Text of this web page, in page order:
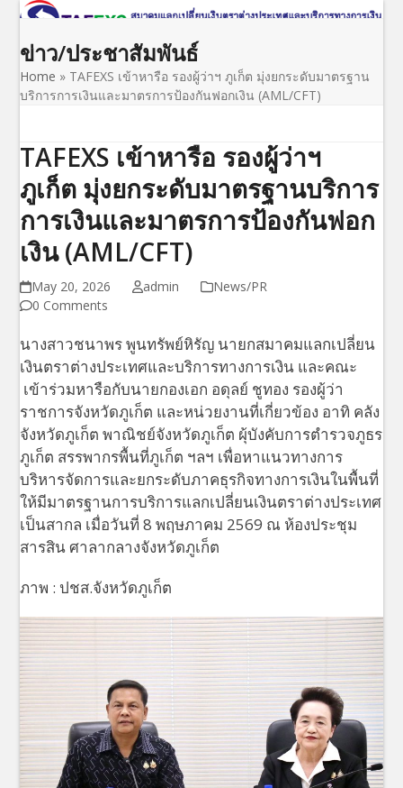
Skip
content
Open
mobile
menu
Close
mobile
menu
ข่าว/ประชาสัมพันธ์
Home » TAFEXS เข้าหารือ รองผู้ว่าฯ ภูเก็ต มุ่งยกระดับมาตรฐาน
บริการการเงินและมาตรการป้องกันฟอกเงิน (AML/CFT)
TAFEXS เข้าหารือ รองผู้ว่าฯ
ภูเก็ต มุ่งยกระดับมาตรฐานบริการ
การเงินและมาตรการป้องกันฟอก
เงิน (AML/CFT)
May 20, 2026 admin
News/PR
0 Comments
นางสาวชนาพร พูนทรัพย์หิรัญ นายกสมาคมแลกเปลี่ยน
เงินตราต่างประเทศและบริการทางการเงิน และคณะ
เข้าร่วมหารือกับนายกองเอก อดุลย์ ชูทอง รองผู้ว่า
ราชการจังหวัดภูเก็ต และหน่วยงานที่เกี่ยวข้อง อาทิ คลัง
จังหวัดภูเก็ต พาณิชย์จังหวัดภูเก็ต ผุ้บังคับการตำรวจภูธร
ภูเก็ต สรรพากรพื้นที่ภูเก็ต ฯลฯ เพื่อหาแนวทางการ
บริหารจัดการและยกระดับภาคธุรกิจทางการเงินในพื้นที่
ให้มีมาตรฐานการบริการแลกเปลี่ยนเงินตราต่างประเทศ
เป็นสากล เมื่อวันที่ 8 พฤษภาคม 2569 ณ ห้องประชุม
สารสิน ศาลากลางจังหวัดภูเก็ต
ภาพ : ปชส.จังหวัดภูเก็ต